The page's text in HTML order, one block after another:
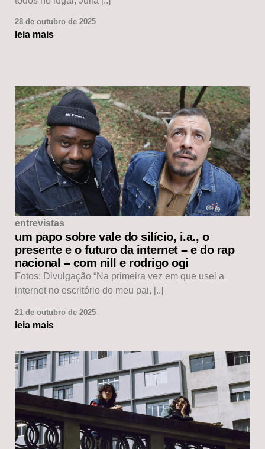
28 de outubro de 2025
leia mais
entrevistas
um papo sobre vale do silício, i.a., o
presente e o futuro da internet – e do rap
nacional – com nill e rodrigo ogi
Fotos: Divulgação “Na primeira vez em que usei a
internet no escritório do meu pai, [..]
21 de outubro de 2025
leia mais